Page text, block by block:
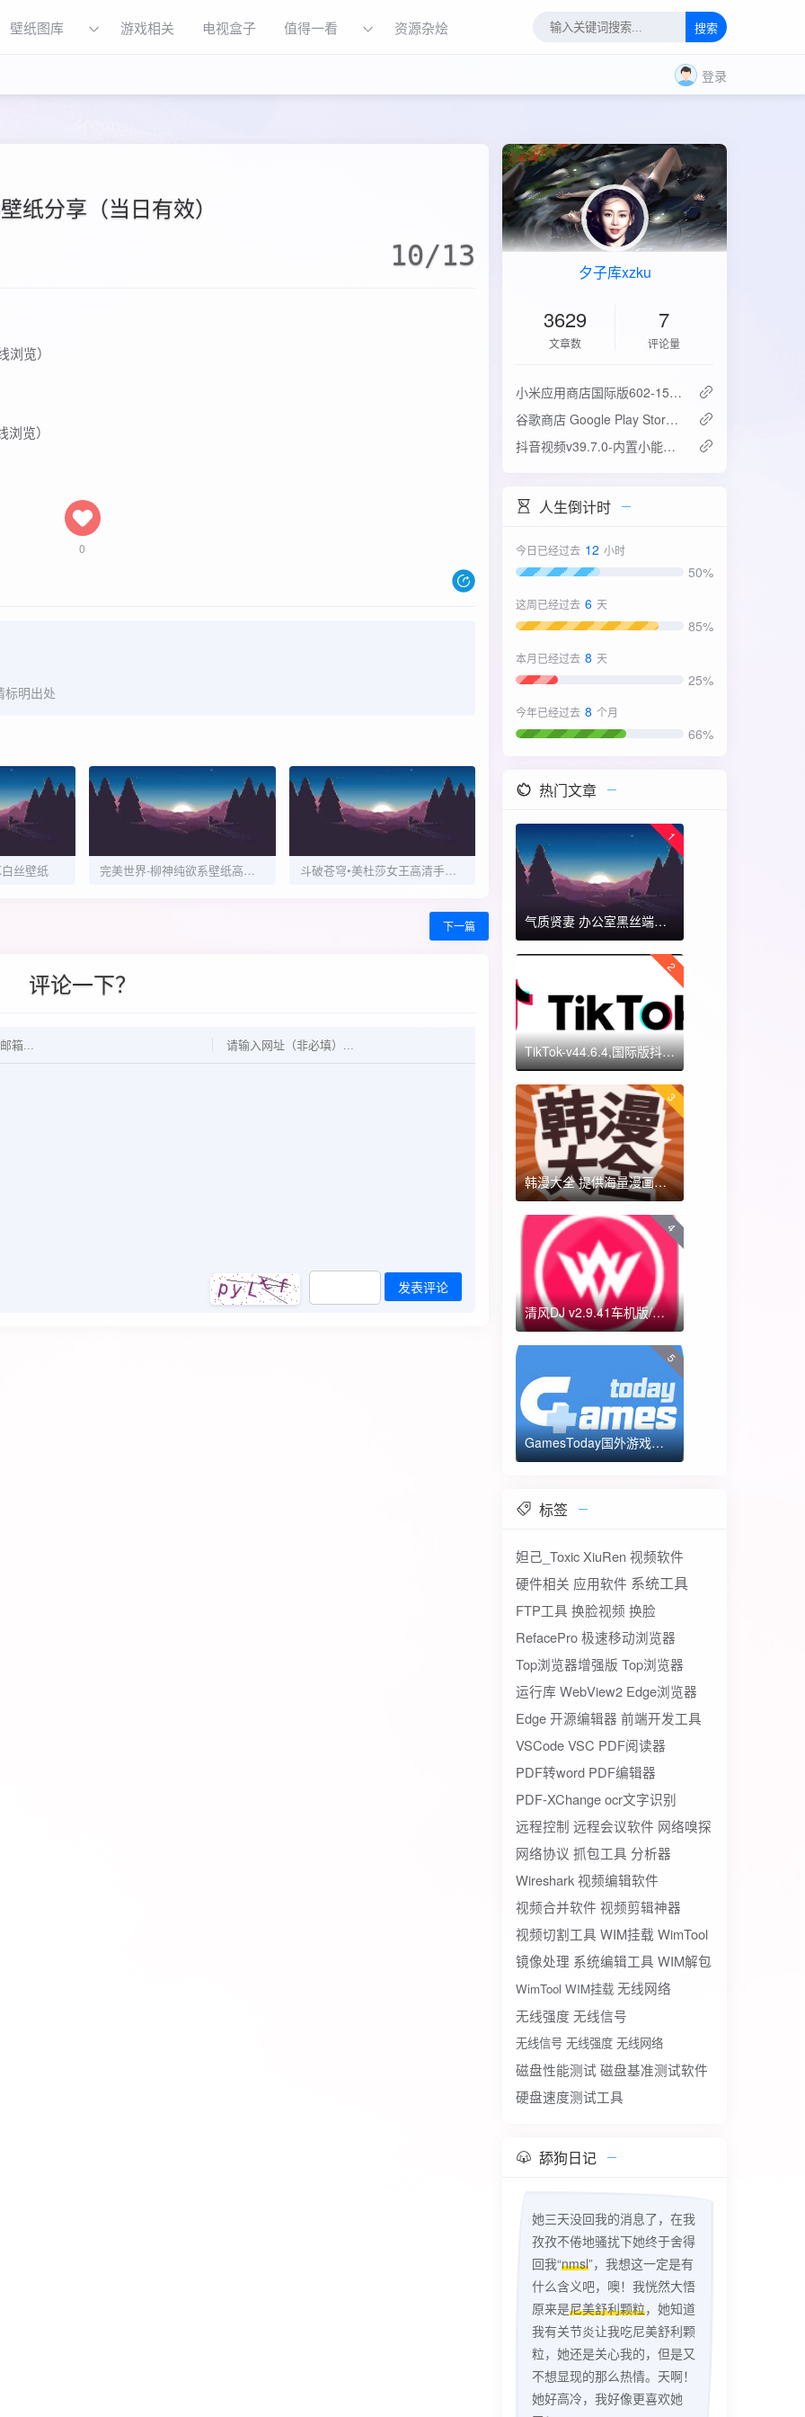
壁纸图库 游戏相关 电视盒子 值得一看 资源杂烩 搜索
登录
纸分享（当日有效）
10/13
览）
览）
0
标明出处
丝壁纸 完美世界-柳神纯欲系壁纸高清合集33P 斗破苍穹•美杜莎女王高清手机壁纸
下一篇
评论一下？
发表评论
夕子库xzku
3629
文章数
7
评论量
‌小米应用商店国际版602-15.6.0.2：免登录直下，比谷歌商店快3倍！
谷歌商店 Google Play Store v52.4.42-31版
抖音视频v39.7.0-内置小能手2.0.7模块
人生倒计时
今日已经过去 12 小时
50%
这周已经过去 6 天
85%
本月已经过去 8 天
25%
今年已经过去 8 个月
66%
热门文章
1
气质贤妻 办公室黑丝端木蓉 国漫女神 ​​​
2
TikTok-v44.6.4,国际版抖音海外畅享,免拔卡体验!附保姆级详细使用指南
3
韩漫大全 提供海量漫画资源
4
清风DJ v2.9.41车机版/手机版-全方位DJ舞曲
5
GamesToday国外游戏下载器 不需要T子
标签
妲己_ToxicXiuRen 视频软件
硬件相关 应用软件 系统工具
FTP工具 换脸视频 换脸
RefacePro极速移动浏览器
Top浏览器增强版 Top浏览器
运行库 WebView2 Edge浏览器
Edge开源编辑器 前端开发工具
VSCodeVSC PDF阅读器
PDF转word PDF编辑器
PDF-XChangeocr文字识别
远程控制 远程会议软件 网络嗅探
网络协议 抓包工具 分析器
Wireshark视频编辑软件
视频合并软件 视频剪辑神器
视频切割工具 WIM挂载 WimTool
镜像处理 系统编辑工具 WIM解包
WimTool WIM挂载 无线网络
无线强度 无线信号
无线信号 无线强度 无线网络
磁盘性能测试 磁盘基准测试软件
硬盘速度测试工具
舔狗日记
她三天没回我的消息了，在我
孜孜不倦地骚扰下她终于舍得
回我“nmsl”，我想这一定是有
什么含义吧，噢！我恍然大悟
原来是尼美舒利颗粒，她知道
我有关节炎让我吃尼美舒利颗
粒，她还是关心我的，但是又
不想显现的那么热情。天啊！
她好高冷，我好像更喜欢她